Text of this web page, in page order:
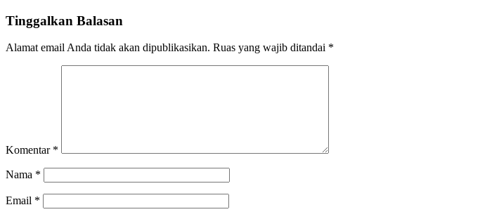
Tinggalkan Balasan
Alamat email Anda tidak akan dipublikasikan. Ruas yang wajib ditandai *
Komentar *
Nama *
Email *